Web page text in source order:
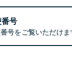
号
号をご覧いただけま